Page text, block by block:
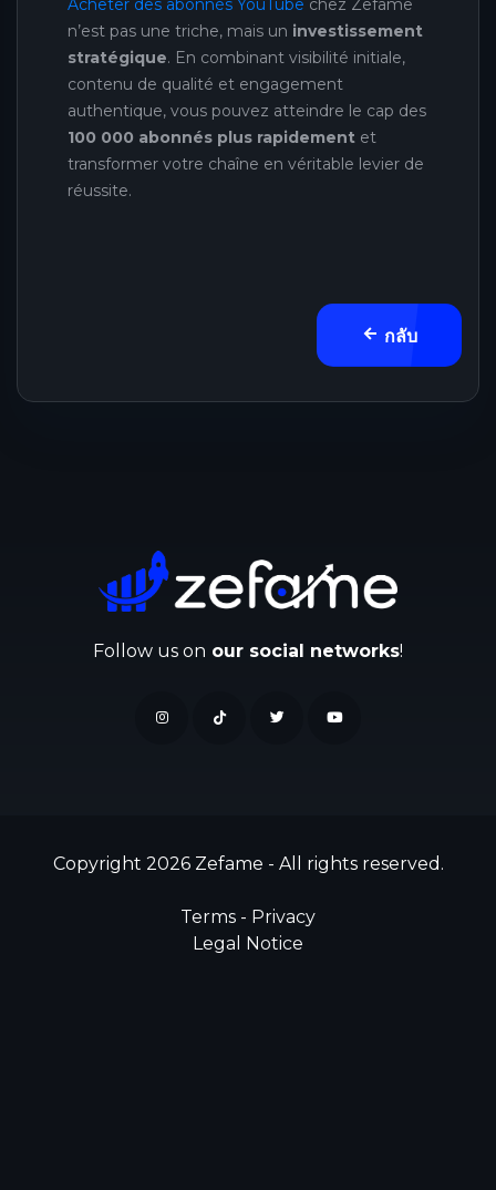
n’est pas une triche, mais un investissement
stratégique. En combinant visibilité initiale,
contenu de qualité et engagement
authentique, vous pouvez atteindre le cap des
100 000 abonnés plus rapidement et
transformer votre chaîne en véritable levier de
réussite.
กลับ
Follow us on our social networks!
Copyright 2026 Zefame - All rights reserved.
Terms - Privacy
Legal Notice